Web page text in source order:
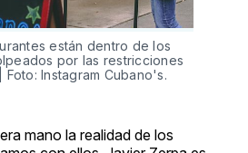
están dentro de los
por las restricciones
Instagram Cubano's.
mano la realidad de los